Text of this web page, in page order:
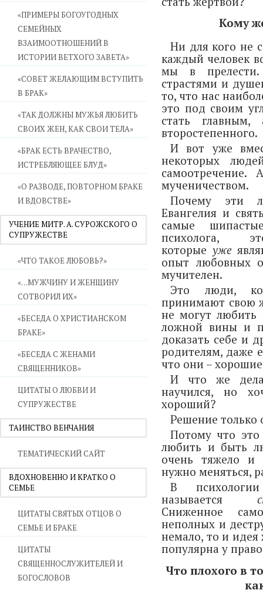
«ПРИМЕРЫ БОГОУГОДНЫХ
СЕМЕЙНЫХ
ВЗАИМООТНОШЕНИЙ В
ИСТОРИИ ВЕТХОГО ЗАВЕТА»
«СОВЕТ ЖЕЛАЮЩИМ ВСТУПИТЬ
В БРАК»
«ТАК ДОЛЖНЫ МУЖЬЯ ЛЮБИТЬ
СВОИХ ЖЕН, КАК СВОИ ТЕЛА»
«БРАК ЕСТЬ ВРАЧЕСТВО,
ИСТРЕБЛЯЮЩЕЕ БЛУД»
«О РАЗВОДЕ, ПОВТОРНОМ БРАКЕ
И ВДОВСТВЕ»
УЧЕНИЕ МИТР. А. СУРОЖСКОГО О
СУПРУЖЕСТВЕ
«ЧТО ТАКОЕ ЛЮБОВЬ?»
«…МУЖЧИНУ И ЖЕНЩИНУ
СОТВОРИЛ ИХ»
«БЕСЕДА О ХРИСТИАНСКОМ
БРАКЕ»
«БЕСЕДА С ЖЕНАМИ
СВЯЩЕННИКОВ»
ЦИТАТЫ О ЛЮБВИ И
СУПРУЖЕСТВЕ
ТАИНСТВО ВЕНЧАНИЯ
ТЕМАТИЧЕСКИЙ САЙТ
ВДОХНОВЕННО И КРАТКО О
СЕМЬЕ
ЦИТАТЫ СВЯТЫХ ОТЦОВ О
СЕМЬЕ И БРАКЕ
ЦИТАТЫ
СВЯЩЕННОСЛУЖИТЕЛЕЙ И
БОГОСЛОВОВ
Кому
Ни для кого не
каждый человек
мы в
страстями и
то, что нас
это под своим
стать главным,
второстепенного.
И вот уже
некоторых
мученичеством.
Почему эти
Евангелия и
самые
которые уже
опыт любовных
мучителен.
Это люди,
принимают свою
не могут любить
ложной вины и
доказать себе и
родителям, даже
что они –
И что же
научился, но
хороший?
Решение только
Потому что это
любить и быть
очень тяжело и
нужно меняться,
В
называется
Сниженное
неполных и
немало, то и идея
популярна у
Что плохого в